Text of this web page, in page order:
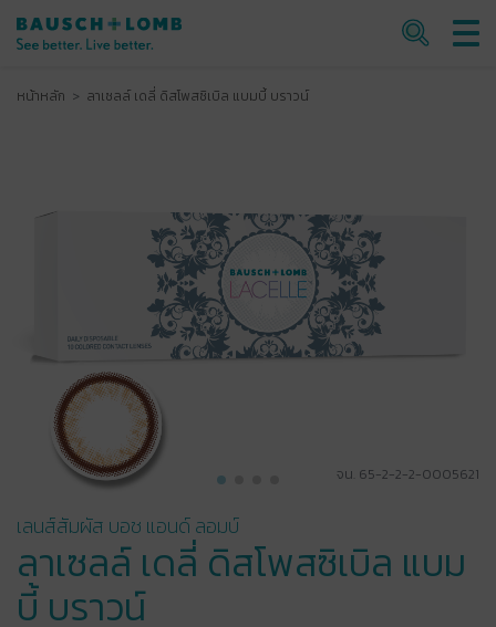
หน้าหลัก ลาเซลล์ เดลี่ ดิสโพสซิเบิล แบมบี้ บราวน์
จน. 65-2-2-2-0005621
เลนส์สัมผัส บอช แอนด์ ลอมบ์
ลาเซลล์ เดลี่ ดิสโพสซิเบิล แบม
บี้ บราวน์